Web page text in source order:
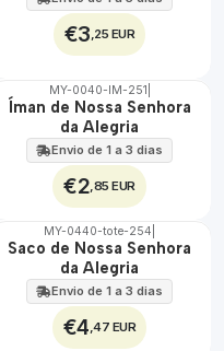
€3 ,25 EUR
🇵🇹
MY-0040-IM-251
Íman de Nossa Senhora
da Alegria
Envio de 1 a 3 dias
€2 ,85 EUR
🇵🇹
MY-0440-tote-254
Saco de Nossa Senhora
da Alegria
Envio de 1 a 3 dias
€4 ,47 EUR